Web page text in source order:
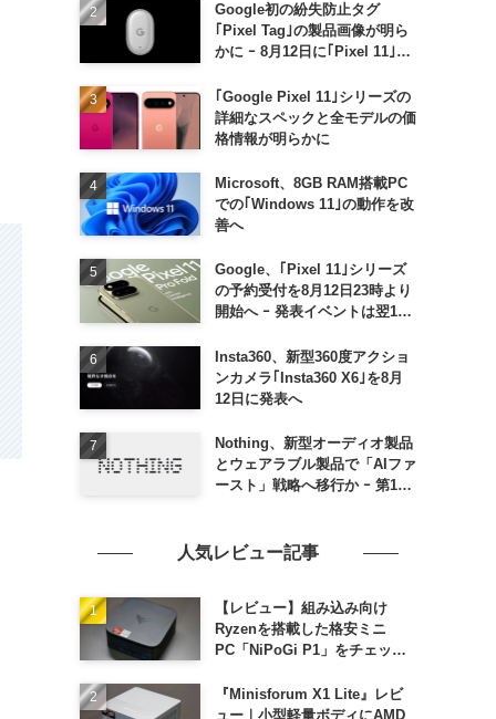
Google初の紛失防止タグ
｢Pixel Tag｣の製品画像が明ら
かに ｰ 8月12日に｢Pixel 11｣な
｢Google Pixel 11｣シリーズの
詳細なスペックと全モデルの価
格情報が明らかに
Microsoft、8GB RAM搭載PC
での｢Windows 11｣の動作を改
善へ
Google、｢Pixel 11｣シリーズ
の予約受付を8月12日23時より
開始へ ｰ 発表イベントは翌13
Insta360、新型360度アクショ
ンカメラ｢Insta360 X6｣を8月
12日に発表へ
Nothing、新型オーディオ製品
とウェアラブル製品で「AIファ
ースト」戦略へ移行か ｰ 第1弾
人気レビュー記事
【レビュー】組み込み向け
Ryzenを搭載した格安ミニ
PC「NiPoGi P1」をチェック
高性能
『Minisforum X1 Lite』レビ
ュー｜小型軽量ボディにAMD